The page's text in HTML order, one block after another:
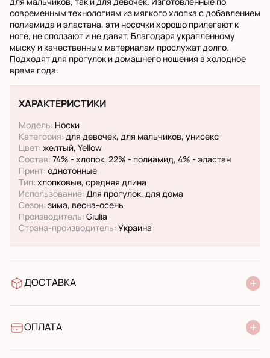
современным технологиям из мягкого хлопка с добавлением
полиамида и эластана, эти носочки хорошо прилегают к
ноге, не сползают и не давят. Благодаря украпленному
мыску и качественным материалам прослужат долго.
Подходят для прогулок и домашнего ношения в холодное
время года.
ХАРАКТЕРИСТИКИ
Модель: Носки
Категория: для девочек, для мальчиков, унисекс
Цвет: желтый, Yellow
Состав: 74% - хлопок, 22% - полиамид, 4% - эластан
Принт: однотонные
Тип: хлопковые, средняя длина
Использование: Для прогулок, для дома
Сезон: зима, весна-осень
Производитель: Giulia
Страна-производитель: Украина
ДОСТАВКА
УкрПочта стандарт
ОПЛАТА
Банковский перевод